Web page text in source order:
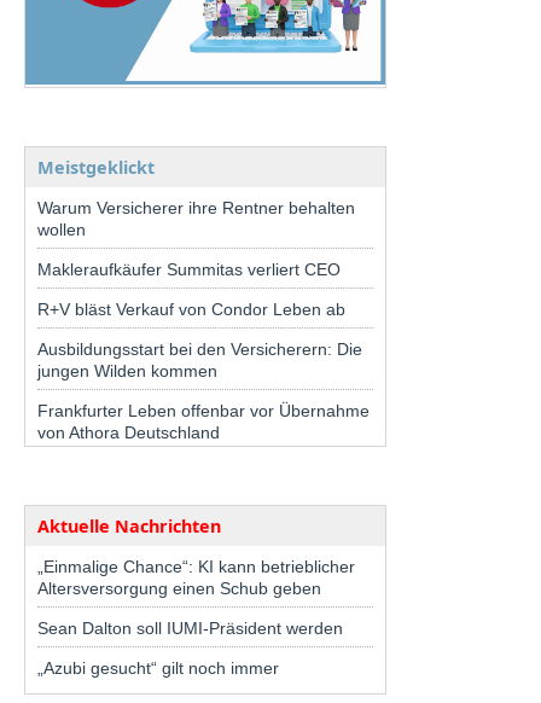
Meistgeklickt
Warum Versicherer ihre Rentner behalten
wollen
Makleraufkäufer Summitas verliert CEO
R+V bläst Verkauf von Condor Leben ab
Ausbildungsstart bei den Versicherern: Die
jungen Wilden kommen
Frankfurter Leben offenbar vor Übernahme
von Athora Deutschland
Aktuelle Nachrichten
„Einmalige Chance“: KI kann betrieblicher
Altersversorgung einen Schub geben
Sean Dalton soll IUMI-Präsident werden
„Azubi gesucht“ gilt noch immer